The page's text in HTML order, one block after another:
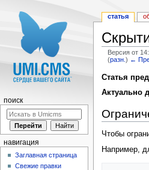
Версия от
(разн.) ←
Статья
Актуально
Чтобы
Например,
статья
поиск
навигация
Заглавная страница
Свежие правки